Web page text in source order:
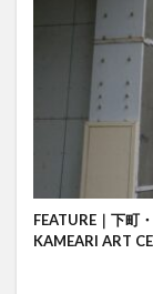
FEATURE｜下町
KAMEARI ART